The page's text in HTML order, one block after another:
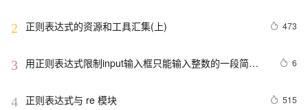
2 正则表达式的资源和工具汇集(上) 473
3
用正则表达式限制input输入框只能输入整数的一段简单
6
4 正则表达式与 re 模块 515